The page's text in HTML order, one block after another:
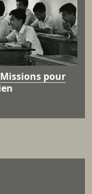
pour